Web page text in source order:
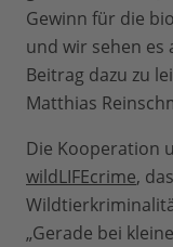
Gewinn für die
und wir sehen es
Beitrag dazu zu
Matthias
Die Kooperation
wildLIFEcrime,
„Gerade bei